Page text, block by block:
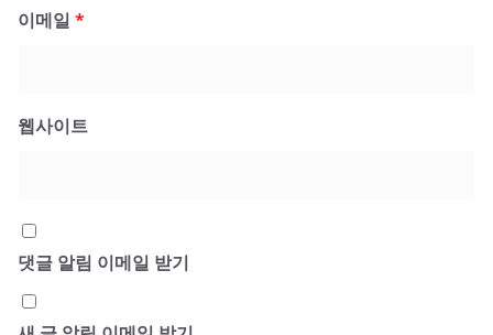
이메일 *
웹사이트
댓글 알림 이메일 받기